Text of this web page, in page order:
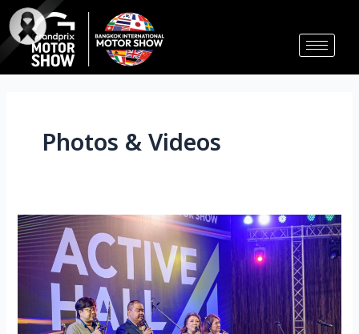
Skip
to
content
Photos & Videos
กิจกรรม
Hall
4
Post
pagination